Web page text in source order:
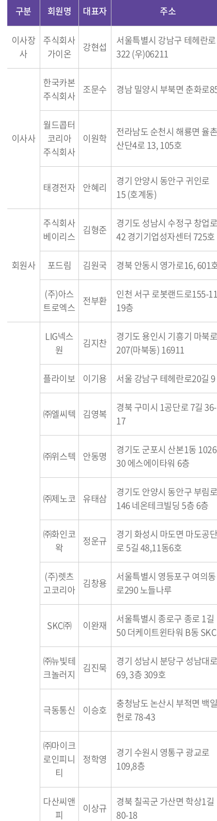
구분 회원명 대표자 주소
이사장
사
주식회사
가이온
강현섭
서울특별시 강남구 테헤란로
322 (우)06211
이사사
한국카본
주식회사
조문수 경남 밀양시 부북면 춘화로
월드콥터
코리아
주식회사
이원학
전라남도 순천시 해룡면 율
산단4로 13, 105호
태경전자 안혜리
경기 안양시 동안구 귀인로
15 (호계동)
회원사
주식회사
베이리스
김형준
경기도 성남시 수정구 창업
42 경기기업성자센터 725호
포드림 김원국 경북 안동시 영가로16, 601
(주)아스
트로엑스
전부환
인천 서구 로봇랜드로155-
19층
LIG넥스
원
김지찬
경기도 용인시 기흥기 마북
207(마북동) 16911
플라이보 이기용 서울 강남구 테헤란로20길 9
㈜엘씨텍 김영복
경북 구미시 1공단로 7길 36-
17
㈜위스텍 안동명
경기도 군포시 산본1동
30 에스에이타워 6층
㈜제노코 유태삼
경기도 안양시 동안구 부림
146 네온테크빌딩 5층 6층
㈜화인코
왁
정운규
경기 화성시 마도면 마도공
로 5길 48,11동6호
(주)렛츠
고코리아
김창용
서울특별시 영등포구 여의동
로290 노들나루
SKC㈜ 이완재
서울특별시 종로구 종로 1길
50 더케이트윈타워 B동 SKC
㈜뉴빛테
크놀러지
김진묵
경기 성남시 분당구 성남대
69, 3층 309호
극동통신 이승호
충청남도 논산시 부적면 백
헌로 78-43
㈜마이크
로인피니
티
정학영
경기 수원시 영통구 광교로
109,8층
다산씨앤
피
이상규
경북 칠곡군 가산면 학상1길
80-18